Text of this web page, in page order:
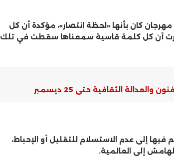
كان بأنها «لحظة انتصار»، مؤكدة أن كل
أن كل كلمة قاسية سمعناها سقطت في تلك
الثقافية حتى 25 ديسمبر
إلى عدم الاستسلام للتقليل أو الإحباط،
إلى العالمية.
أحمد زاهر يفتح الصندوق الأسود لـ